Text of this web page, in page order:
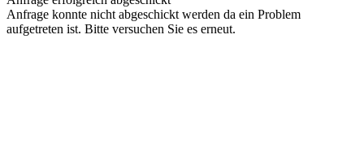
Anfrage konnte nicht abgeschickt werden da ein Problem
aufgetreten ist. Bitte versuchen Sie es erneut.